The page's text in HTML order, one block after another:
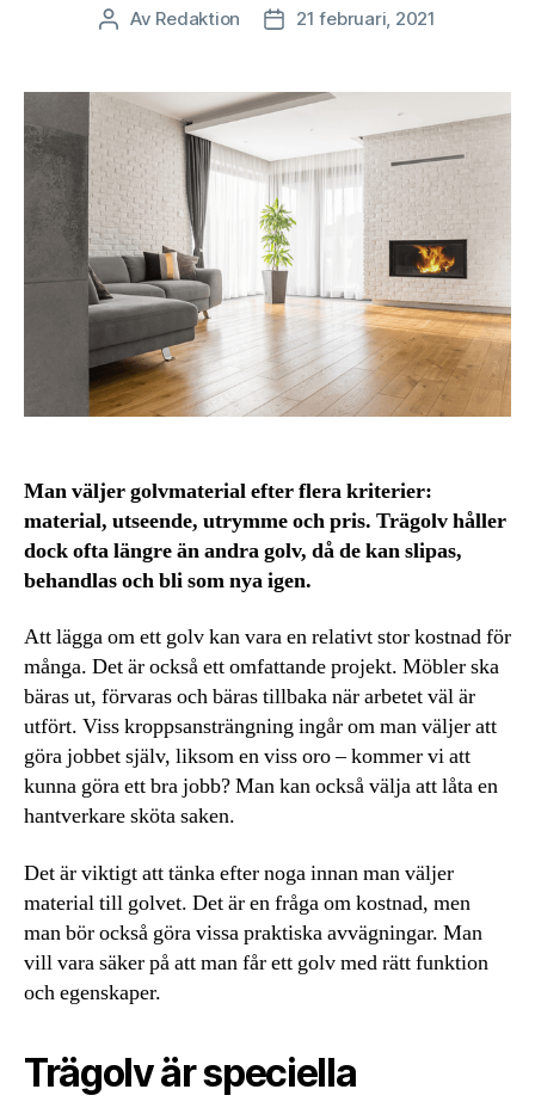
Inläggsförfattare
Av Redaktion Inläggsdatum
21 februari, 2021
Man väljer golvmaterial efter flera kriterier:
material, utseende, utrymme och pris. Trägolv håller
dock ofta längre än andra golv, då de kan slipas,
behandlas och bli som nya igen.
Att lägga om ett golv kan vara en relativt stor kostnad för
många. Det är också ett omfattande projekt. Möbler ska
bäras ut, förvaras och bäras tillbaka när arbetet väl är
utfört. Viss kroppsansträngning ingår om man väljer att
göra jobbet själv, liksom en viss oro – kommer vi att
kunna göra ett bra jobb? Man kan också välja att låta en
hantverkare sköta saken.
Det är viktigt att tänka efter noga innan man väljer
material till golvet. Det är en fråga om kostnad, men
man bör också göra vissa praktiska avvägningar. Man
vill vara säker på att man får ett golv med rätt funktion
och egenskaper.
Trägolv är speciella